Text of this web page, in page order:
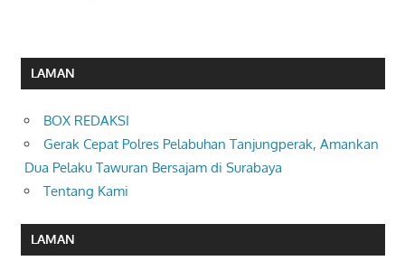
LAMAN
BOX REDAKSI
Gerak Cepat Polres Pelabuhan Tanjungperak, Amankan
Dua Pelaku Tawuran Bersajam di Surabaya
Tentang Kami
LAMAN